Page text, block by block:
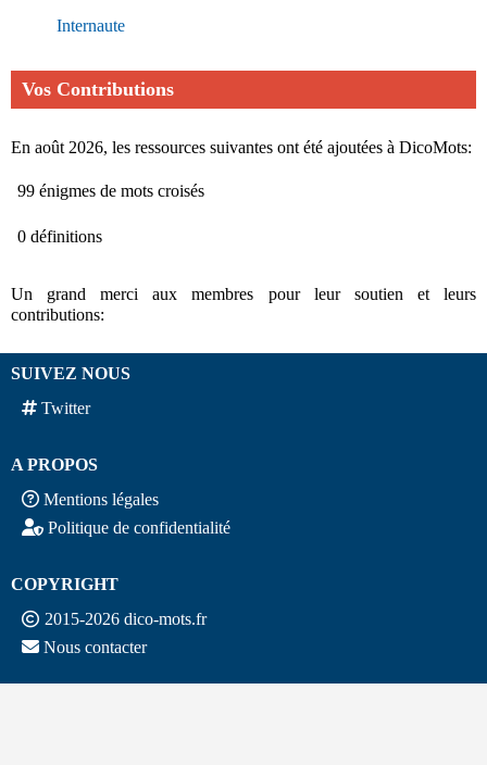
Internaute
Vos Contributions
En août 2026, les ressources suivantes ont été ajoutées à DicoMots:
99 énigmes de mots croisés
0 définitions
Un grand merci aux membres pour leur soutien et leurs
contributions:
SUIVEZ NOUS
Twitter
A PROPOS
Mentions légales
Politique de confidentialité
COPYRIGHT
2015-2026 dico-mots.fr
Nous contacter